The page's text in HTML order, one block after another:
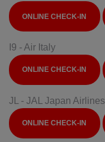
ONLINE CHECK-IN
I9 - Air Italy
ONLINE CHECK-IN
JL - JAL Japan Airlines
ONLINE CHECK-IN